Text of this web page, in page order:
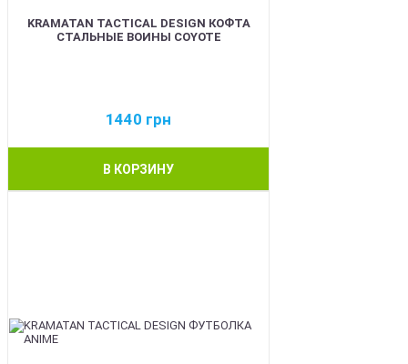
KRAMATAN TACTICAL DESIGN КОФТА
СТАЛЬНЫЕ ВОИНЫ COYOTE
1440 грн
В КОРЗИНУ